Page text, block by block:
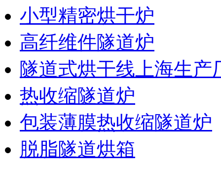
小型精密烘干炉
高纤维件隧道炉
隧道式烘干线上海生产
热收缩隧道炉
包装薄膜热收缩隧道炉
脱脂隧道烘箱